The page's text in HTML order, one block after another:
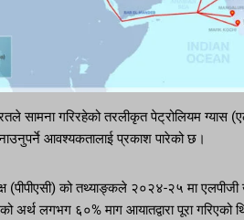
सामना गरिरहेको तरलीकृत पेट्रोलियम
आवश्यकतालाई प्रकाश पारेको छ।
(पीपीएसी) को तथ्याङ्कले २०२४-२५ मा
लगभग ६०% माग आयातद्वारा पूरा गरिएको